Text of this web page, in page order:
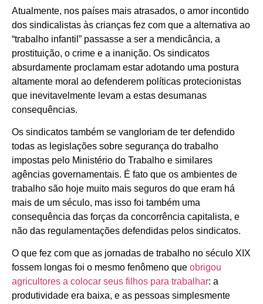
Atualmente, nos países mais atrasados, o amor incontido
dos sindicalistas às crianças fez com que a alternativa ao
“trabalho infantil” passasse a ser a mendicância, a
prostituição, o crime e a inanição. Os sindicatos
absurdamente proclamam estar adotando uma postura
altamente moral ao defenderem políticas protecionistas
que inevitavelmente levam a estas desumanas
consequências.
Os sindicatos também se vangloriam de ter defendido
todas as legislações sobre segurança do trabalho
impostas pelo Ministério do Trabalho e similares
agências governamentais. É fato que os ambientes de
trabalho são hoje muito mais seguros do que eram há
mais de um século, mas isso foi também uma
consequência das forças da concorrência capitalista, e
não das regulamentações defendidas pelos sindicatos.
O que fez com que as jornadas de trabalho no século XIX
fossem longas foi o mesmo fenômeno que obrigou
agricultores a colocar seus filhos para trabalhar: a
produtividade era baixa, e as pessoas simplesmente